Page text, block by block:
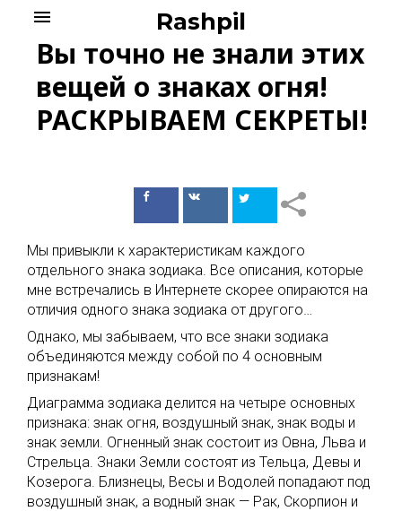
content
Rashpil
menu
Вы точно не знали этих
вещей о знаках огня!
РАСКРЫВАЕМ СЕКРЕТЫ!
ПоделитьсяПоделиться
Мы привыкли к характеристикам каждого
отдельного знака зодиака. Все описания, которые
мне встречались в Интернете скорее опираются на
отличия одного знака зодиака от другого…
Однако, мы забываем, что все знаки зодиака
объединяются между собой по 4 основным
признакам!
Диаграмма зодиака делится на четыре основных
признака: знак огня, воздушный знак, знак воды и
знак земли. Огненный знак состоит из Овна, Льва и
Стрельца. Знаки Земли состоят из Тельца, Девы и
Козерога. Близнецы, Весы и Водолей попадают под
воздушный знак, а водный знак — Рак, Скорпион и